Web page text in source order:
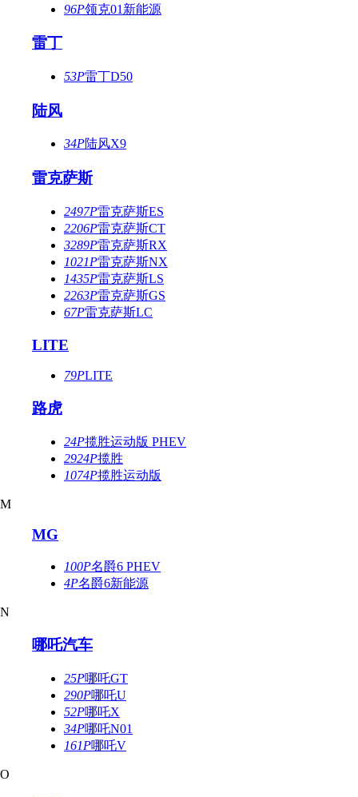
96P领克01新能源
雷丁
53P雷丁D50
陆风
34P陆风X9
雷克萨斯
2497P雷克萨斯ES
2206P雷克萨斯CT
3289P雷克萨斯RX
1021P雷克萨斯NX
1435P雷克萨斯LS
2263P雷克萨斯GS
67P雷克萨斯LC
LITE
79PLITE
路虎
24P揽胜运动版 PHEV
2924P揽胜
1074P揽胜运动版
M
MG
100P名爵6 PHEV
4P名爵6新能源
N
哪吒汽车
25P哪吒GT
290P哪吒U
52P哪吒X
34P哪吒N01
161P哪吒V
O